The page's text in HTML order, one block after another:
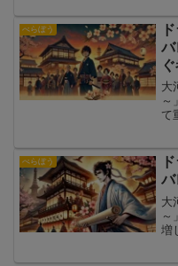
べらぼう
バ
大
～
て
べらぼう
バ
大
～
増